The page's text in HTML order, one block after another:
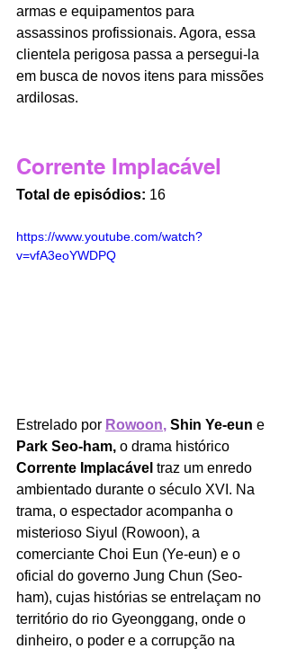
armas e equipamentos para
assassinos profissionais. Agora, essa
clientela perigosa passa a persegui-la
em busca de novos itens para missões
ardilosas.
Corrente Implacável
Total de episódios: 16
https://www.youtube.com/watch?
v=vfA3eoYWDPQ
Estrelado por Rowoon, Shin Ye-eun e
Park Seo-ham, o drama histórico
Corrente Implacável traz um enredo
ambientado durante o século XVI. Na
trama, o espectador acompanha o
misterioso Siyul (Rowoon), a
comerciante Choi Eun (Ye-eun) e o
oficial do governo Jung Chun (Seo-
ham), cujas histórias se entrelaçam no
território do rio Gyeonggang, onde o
dinheiro, o poder e a corrupção na